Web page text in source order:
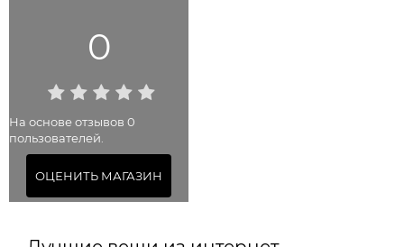
0
На основе отзывов 0
пользователей.
ОЦЕНИТЬ МАГАЗИН